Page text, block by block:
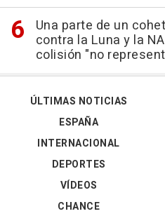
Una parte de un
contra la Luna y la
colisión "no
ÚLTIMAS NOTICIAS
ESPAÑA
INTERNACIONAL
DEPORTES
VÍDEOS
CHANCE